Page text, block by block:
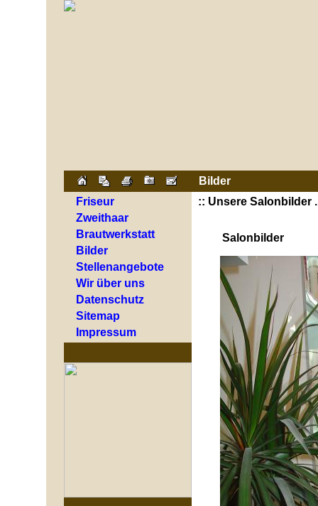
Bilder
Friseur
Zweithaar
Brautwerkstatt
Bilder
Stellenangebote
Wir über uns
Datenschutz
Sitemap
Impressum
:: Unsere Salonbilder
Salonbilder